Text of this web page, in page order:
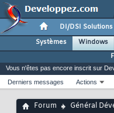
DI/DSI
Systèmes
Windows
Vous n'êtes pas encore inscrit sur
Derniers messages
Actions
Forum Général